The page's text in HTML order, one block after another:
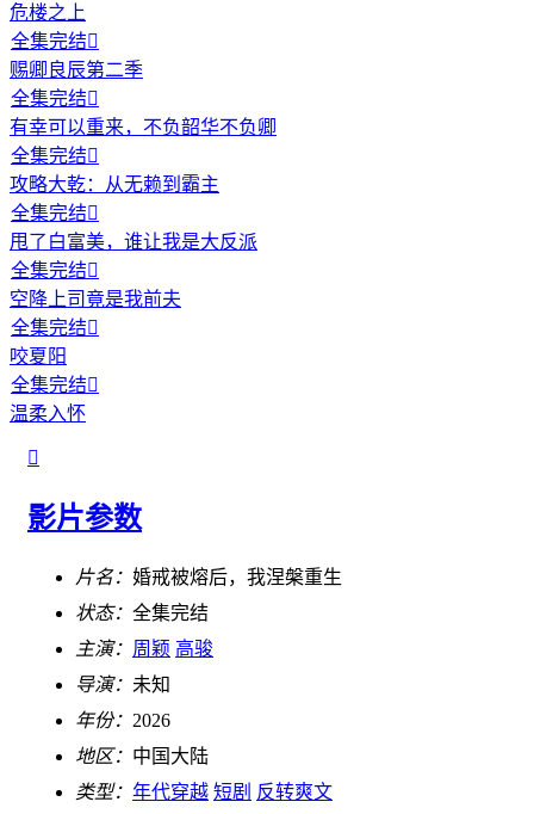
危楼之上
全集完结
赐卿良辰第二季
全集完结
有幸可以重来，不负韶华不负卿
全集完结
攻略大乾：从无赖到霸主
全集完结
甩了白富美，谁让我是大反派
全集完结
空降上司竟是我前夫
全集完结
咬夏阳
全集完结
温柔入怀

影片参数
片名： 婚戒被熔后，我涅槃重生
状态： 全集完结
主演： 周颖 高骏
导演： 未知
年份： 2026
地区： 中国大陆
类型： 年代穿越 短剧 反转爽文